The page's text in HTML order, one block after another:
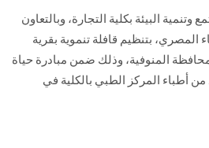
البيئة بكلية التجارة، وبالتعاون
المصري، بتنظيم قافلة تنموية بقرية
المنوفية، وذلك ضمن مبادرة حياة
أطباء المركز الطبي بالكلية في